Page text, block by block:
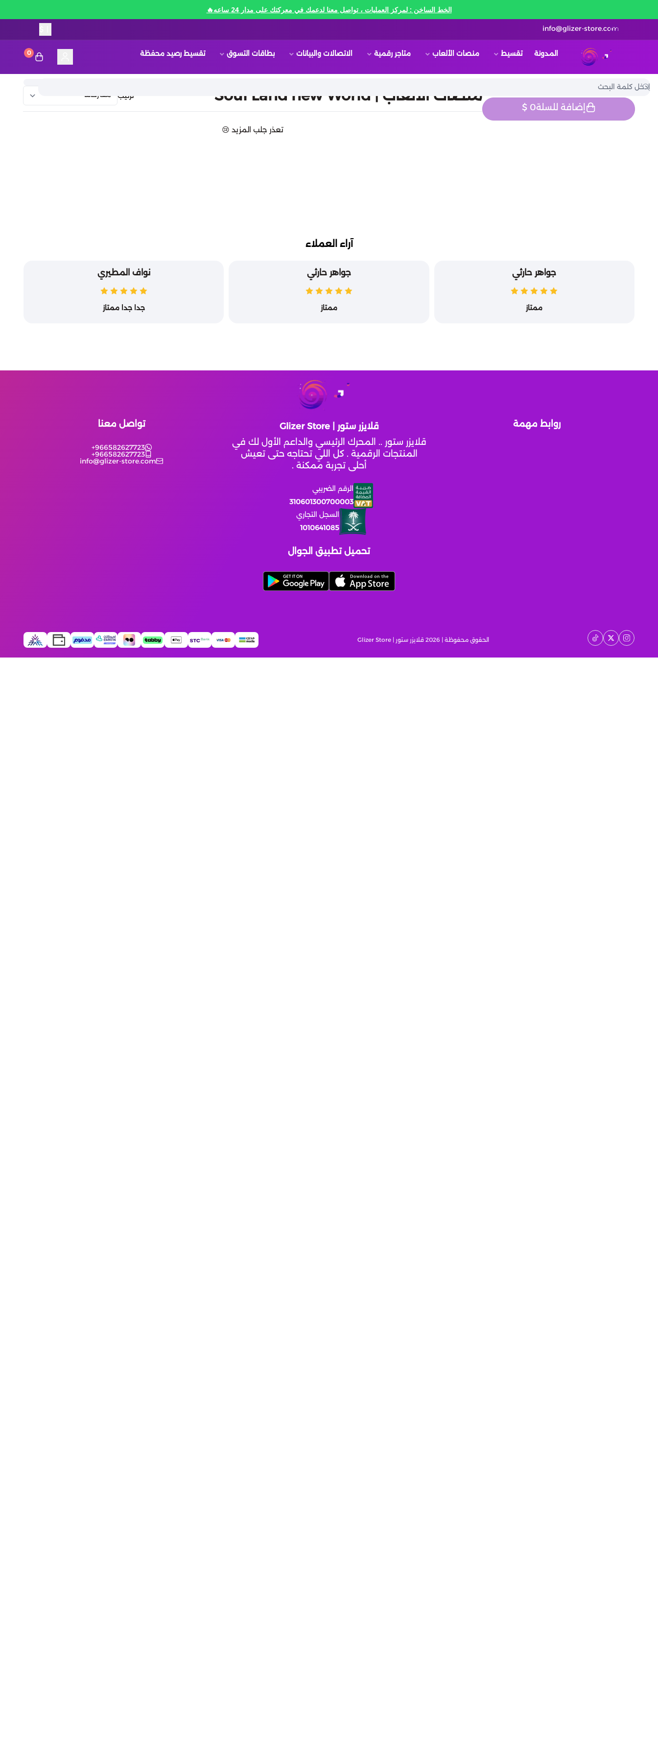
الخط الساخن : لمركز العمليات ، تواصل معنا لدعمك في معركتك على مدار 24 ساعه🔥
info@glizer-store.com
قلايزر ستور | Glizer Store
المدونة تقسيط منصات الألعاب متاجر رقمية الاتصالات والبيانات بطاقات التسوق تقسيط رصيد محفظة 0
إضافة للسلة0
$
منصات الألعاب | Soul Land new World ترتيب
تعذر جلب المزيد 😢
آراء العملاء
ممتاز
جواهر حارثي
ممتاز
جواهر حارثي
جدا جدا ممتاز
نواف المطيري
قلايزر ستور | Glizer Store
قلايزر ستور .. المحرك الرئيسي والداعم الأول لك في
المنتجات الرقمية . كل اللي تحتاجه حتى تعيش
أحلى تجربة ممكنة .
الرقم الضريبي
310601300700003
السجل التجاري
1010641085
روابط مهمة تواصل معنا
+966582627723
+966582627723
info@glizer-store.com
تحميل تطبيق الجوال
الحقوق محفوظة | 2026 قلايزر ستور | Glizer Store